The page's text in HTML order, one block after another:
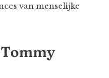
van menselijke